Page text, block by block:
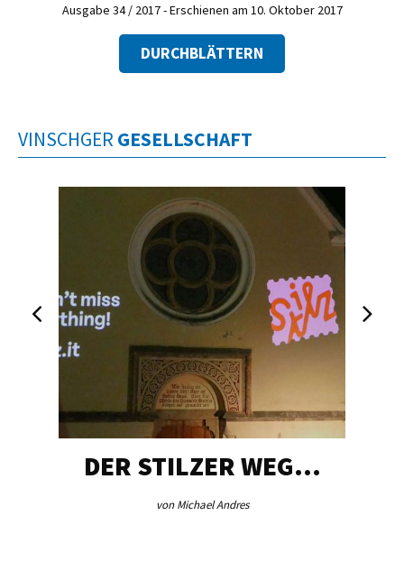
Ausgabe 34 / 2017 - Erschienen am 10. Oktober 2017
DURCHBLÄTTERN
VINSCHGER GESELLSCHAFT
DER STILZER WEG…
von Michael Andres